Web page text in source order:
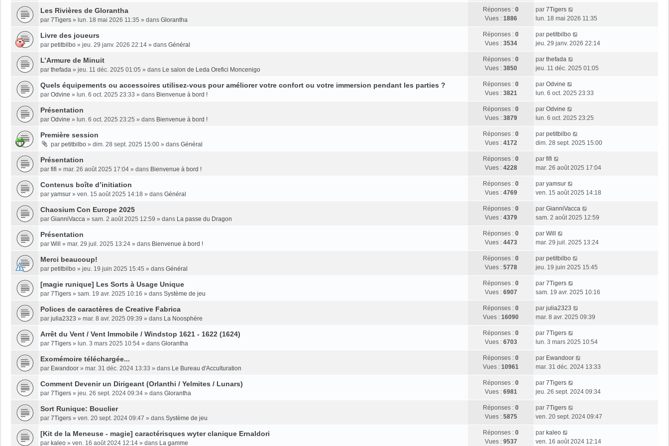
Les Rivières de Glorantha
par 7Tigers » lun. 18 mai 2026 11:35 » dans Glorantha
Réponses : 0
Vues : 1886
par 7Tigers
lun. 18 mai 2026 11:35
Livre des joueurs
par petitbilbo » jeu. 29 janv. 2026 22:14 » dans Général
Réponses : 0
Vues : 3534
par petitbilbo
jeu. 29 janv. 2026 22:14
L’Armure de Minuit
par thefada » jeu. 11 déc. 2025 01:05 » dans Le salon de Leda Orefici Moncenigo
Réponses : 0
Vues : 3850
par thefada
jeu. 11 déc. 2025 01:05
Quels équipements ou accessoires utilisez-vous pour améliorer votre confort ou votre immersion pendant les parties ?
par Odvine » lun. 6 oct. 2025 23:33 » dans Bienvenue à bord !
Réponses : 0
Vues : 3821
par Odvine
lun. 6 oct. 2025 23:33
Présentation
par Odvine » lun. 6 oct. 2025 23:25 » dans Bienvenue à bord !
Réponses : 0
Vues : 3879
par Odvine
lun. 6 oct. 2025 23:25
Première session
par petitbilbo » dim. 28 sept. 2025 15:00 » dans Général
Réponses : 0
Vues : 4172
par petitbilbo
dim. 28 sept. 2025 15:00
Présentation
par fifi » mar. 26 août 2025 17:04 » dans Bienvenue à bord !
Réponses : 0
Vues : 4228
par fifi
mar. 26 août 2025 17:04
Contenus boîte d’initiation
par yamsur » ven. 15 août 2025 14:18 » dans Général
Réponses : 0
Vues : 4769
par yamsur
ven. 15 août 2025 14:18
Chaosium Con Europe 2025
par GianniVacca » sam. 2 août 2025 12:59 » dans La passe du Dragon
Réponses : 0
Vues : 4379
par GianniVacca
sam. 2 août 2025 12:59
Présentation
par Will » mar. 29 juil. 2025 13:24 » dans Bienvenue à bord !
Réponses : 0
Vues : 4473
par Will
mar. 29 juil. 2025 13:24
Merci beaucoup!
par petitbilbo » jeu. 19 juin 2025 15:45 » dans Général
Réponses : 0
Vues : 5778
par petitbilbo
jeu. 19 juin 2025 15:45
[magie runique] Les Sorts à Usage Unique
par 7Tigers » sam. 19 avr. 2025 10:16 » dans Système de jeu
Réponses : 0
Vues : 6907
par 7Tigers
sam. 19 avr. 2025 10:16
Polices de caractères de Creative Fabrica
par julia2323 » mar. 8 avr. 2025 09:39 » dans La Noosphère
Réponses : 0
Vues : 16090
par julia2323
mar. 8 avr. 2025 09:39
Arrêt du Vent / Vent Immobile / Windstop 1621 - 1622 (1624)
par 7Tigers » lun. 3 mars 2025 10:54 » dans Glorantha
Réponses : 0
Vues : 6703
par 7Tigers
lun. 3 mars 2025 10:54
Exomémoire téléchargée...
par Ewandoor » mar. 31 déc. 2024 13:33 » dans Le Bureau d'Acculturation
Réponses : 0
Vues : 10961
par Ewandoor
mar. 31 déc. 2024 13:33
Comment Devenir un Dirigeant (Orlanthi / Yelmites / Lunars)
par 7Tigers » jeu. 26 sept. 2024 09:34 » dans Glorantha
Réponses : 0
Vues : 6981
par 7Tigers
jeu. 26 sept. 2024 09:34
Sort Runique: Bouclier
par 7Tigers » ven. 20 sept. 2024 09:47 » dans Système de jeu
Réponses : 0
Vues : 5875
par 7Tigers
ven. 20 sept. 2024 09:47
[Kit de la Meneuse - magie] caractérisques wyter clanique Ernaldori
par kaleo » ven. 16 août 2024 12:14 » dans La gamme
Réponses : 0
Vues : 9537
par kaleo
ven. 16 août 2024 12:14